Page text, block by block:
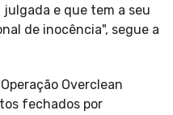
e que tem a seu
de inocência", segue a
Overclean
fechados por